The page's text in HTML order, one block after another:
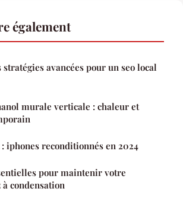
également
avancées pour un seo local
murale verticale : chaleur et
iphones reconditionnés en 2024
pour maintenir votre
condensation